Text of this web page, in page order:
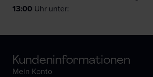
13:00 Uhr unter:
Kunden­informationen
Mein Konto